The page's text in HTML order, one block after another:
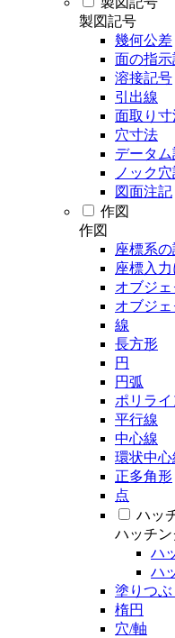
製図記号
幾何公差
面の指
溶接記号
引出線
面取り寸
穴寸法
データ
ノック
図面注記
作図
作図
座標系
座標入
オブジ
オブジ
線
長方形
円
円弧
ポリライ
平行線
中心線
環状中心
正多角形
点
ハッ
ハッチン
ハ
ハ
塗りつぶ
楕円
穴/軸